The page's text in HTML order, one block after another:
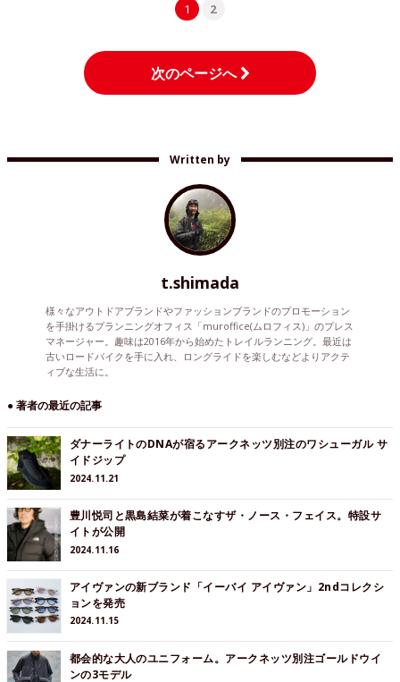
1 2
次のページへ
Written by
t.shimada
様々なアウトドアブランドやファッションブランドのプロモーション
を手掛けるプランニングオフィス「muroffice(ムロフィス)」のプレス
マネージャー。趣味は2016年から始めたトレイルランニング。最近は
古いロードバイクを手に入れ、ロングライドを楽しむなどよりアクテ
ィブな生活に。
● 著者の最近の記事
ダナーライトのDNAが宿るアークネッツ別注のワシューガル サ
イドジップ
2024.11.21
豊川悦司と黒島結菜が着こなすザ・ノース・フェイス。特設サ
イトが公開
2024.11.16
アイヴァンの新ブランド「イーバイ アイヴァン」2ndコレクシ
ョンを発売
2024.11.15
都会的な大人のユニフォーム。アークネッツ別注ゴールドウイ
ンの3モデル